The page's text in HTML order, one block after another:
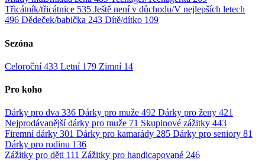
Třicátník/třicátnice 535 Ještě není v důchodu/V nejlepších letech
496 Dědeček/babička 243 Dítě/dítko 109
Sezóna
Celoroční 433 Letní 179 Zimní 14
Pro koho
Dárky pro dva 336 Dárky pro muže 492 Dárky pro ženy 421
Nejprodávanější dárky pro muže 71 Skupinové zážitky 443
Firemní dárky 301 Dárky pro kamarády 285 Dárky pro seniory 81
Dárky pro rodinu 136
Zážitky pro děti 111 Zážitky pro handicapované 246